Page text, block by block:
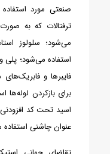
صنعتی مورد
ترفتالات که به
می‌شود؛ سلولوز
استفاده می‌شود؛
فایبرها و
برای بازکردن
عنوان چاشنی